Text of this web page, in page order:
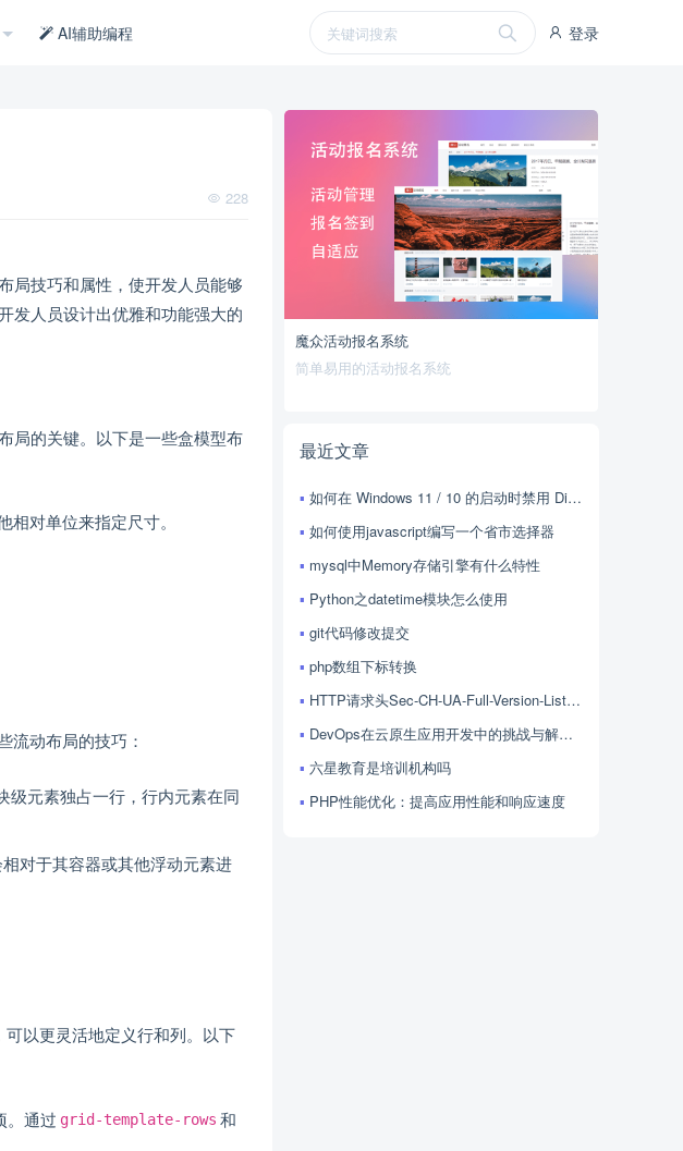
登录
AI辅助编程
228
局技巧和属性，使开发人员能够
发人员设计出优雅和功能强大的
局的关键。以下是一些盒模型布
对单位来指定尺寸。
流动布局的技巧：
级元素独占一行，行内元素在同
对于其容器或其他浮动元素进
以更灵活地定义行和列。以下
。通过 grid-template-rows 和
魔众活动报名系统
简单易用的活动报名系统
最近文章
如何在 Windows 11 / 10 的启动时禁用 Discord？
如何使用javascript编写一个省市选择器
mysql中Memory存储引擎有什么特性
Python之datetime模块怎么使用
git代码修改提交
php数组下标转换
HTTP请求头Sec-CH-UA-Full-Version-List的用法
DevOps在云原生应用开发中的挑战与解决方案探讨
六星教育是培训机构吗
PHP性能优化：提高应用性能和响应速度